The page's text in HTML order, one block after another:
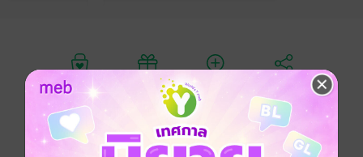
อยากได้ ซื้อเป็นของขวัญ
เพราะแม่ผู้ออกตามหารักแท้อีกครั้งเพื่อเกทับพ่อที่กำลังจะ